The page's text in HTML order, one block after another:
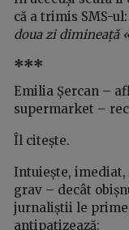
că a trimis SMS-ul:
doua zi dimineață
***
Emilia Șercan –
supermarket –
Îl citește.
Intuiește, imediat,
grav – decât
jurnaliștii le
antipatizează: